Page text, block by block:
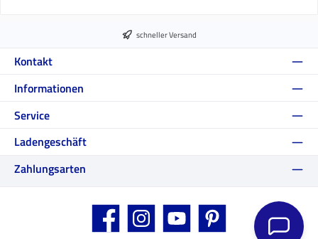
schneller Versand
Kontakt
Informationen
Service
Ladengeschäft
Zahlungsarten
Facebook Instagram YouTube Pinterest